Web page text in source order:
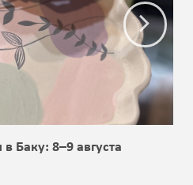
Баку: 8–9 августа